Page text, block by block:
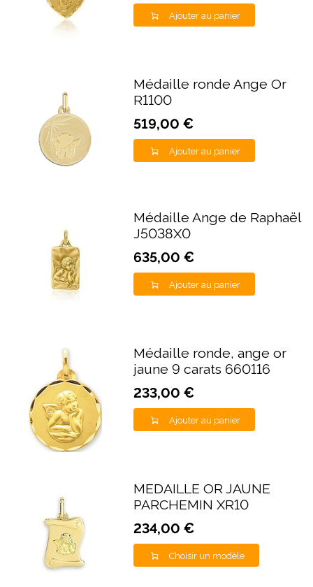
Ajouter au panier
Médaille ronde Ange Or
R1100
519,00 €
Ajouter au panier
Médaille Ange de Raphaël
J5038X0
635,00 €
Ajouter au panier
Médaille ronde, ange or
jaune 9 carats 660116
233,00 €
Ajouter au panier
MEDAILLE OR JAUNE
PARCHEMIN XR10
234,00 €
Choisir un modèle